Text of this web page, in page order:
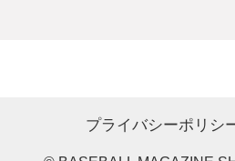
プライバシーポリシ